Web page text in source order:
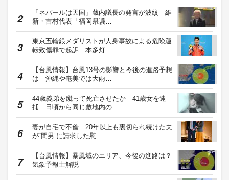
「ネパールは天国」蔵内議長の発言が波紋 維
新・吉村代表「福岡県議…
東京五輪銀メダリストが人身事故による危険運
転致傷罪で起訴 本多灯…
【台風情報】台風13号の影響と今後の進路予想
は 沖縄や奄美では大雨…
44歳義弟を蹴って死亡させたか 41歳女を逮
捕 日頃から同じ敷地内の…
妻が自宅で不倫…20年以上も裏切られ続けた夫
が“間男”に請求した慰…
【台風情報】暴風域のエリア、今後の進路は？
気象予報士解説